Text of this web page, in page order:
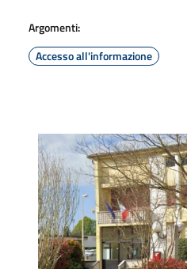
Argomenti:
Accesso all'informazione